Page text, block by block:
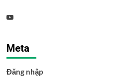
Youtube
Meta
Đăng nhập